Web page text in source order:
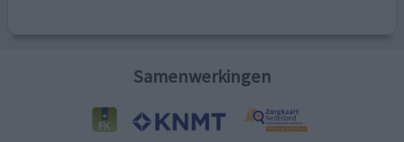
Samenwerkingen